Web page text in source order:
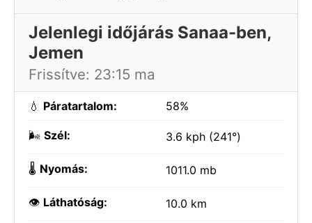
Jelenlegi időjárás Sanaa-ben,
Jemen
Frissítve: 23:15 ma
💧 Páratartalom: 58%
🌬️ Szél: 3.6 kph (241°)
🌡️ Nyomás: 1011.0 mb
👁️ Láthatóság: 10.0 km